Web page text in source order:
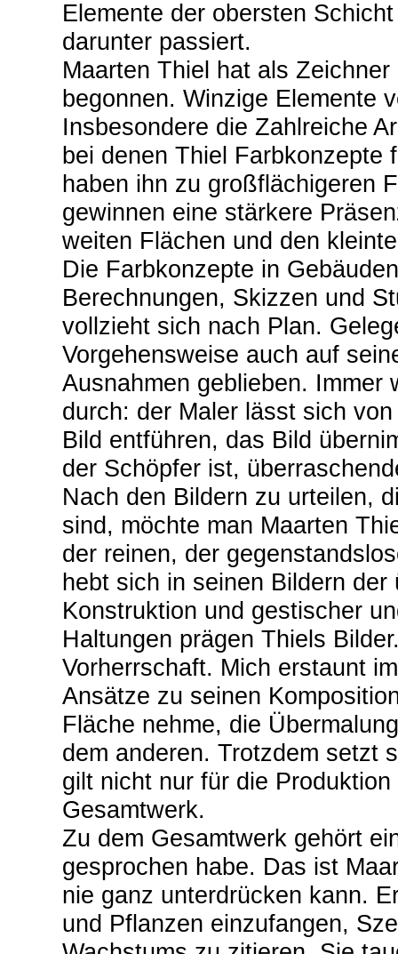
Elemente der obersten
darunter passiert.
Maarten Thiel hat als
begonnen. Winzige Elemente
Insbesondere die Zahlreiche
bei denen Thiel Farbkonzepte
haben ihn zu großflächigeren
gewinnen eine stärkere
weiten Flächen und den
Die Farbkonzepte in
Berechnungen, Skizzen und
vollzieht sich nach Plan.
Vorgehensweise auch auf
Ausnahmen geblieben.
durch: der Maler lässt sich
Bild entführen, das Bild
der Schöpfer ist,
Nach den Bildern zu urteilen,
sind, möchte man Maarten
der reinen, der
hebt sich in seinen Bildern
Konstruktion und gestischer
Haltungen prägen Thiels
Vorherrschaft. Mich erstaunt
Ansätze zu seinen
Fläche nehme, die
dem anderen. Trotzdem setzt
gilt nicht nur für die
Gesamtwerk.
Zu dem Gesamtwerk gehört
gesprochen habe. Das ist
nie ganz unterdrücken kann.
und Pflanzen einzufangen,